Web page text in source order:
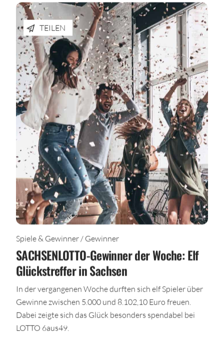
TEILEN
Spiele & Gewinner / Gewinner
SACHSENLOTTO-Gewinner der Woche: Elf
Glückstreffer in Sachsen
In der vergangenen Woche durften sich elf Spieler über
Gewinne zwischen 5.000 und 8.102,10 Euro freuen.
Dabei zeigte sich das Glück besonders spendabel bei
LOTTO 6aus49.